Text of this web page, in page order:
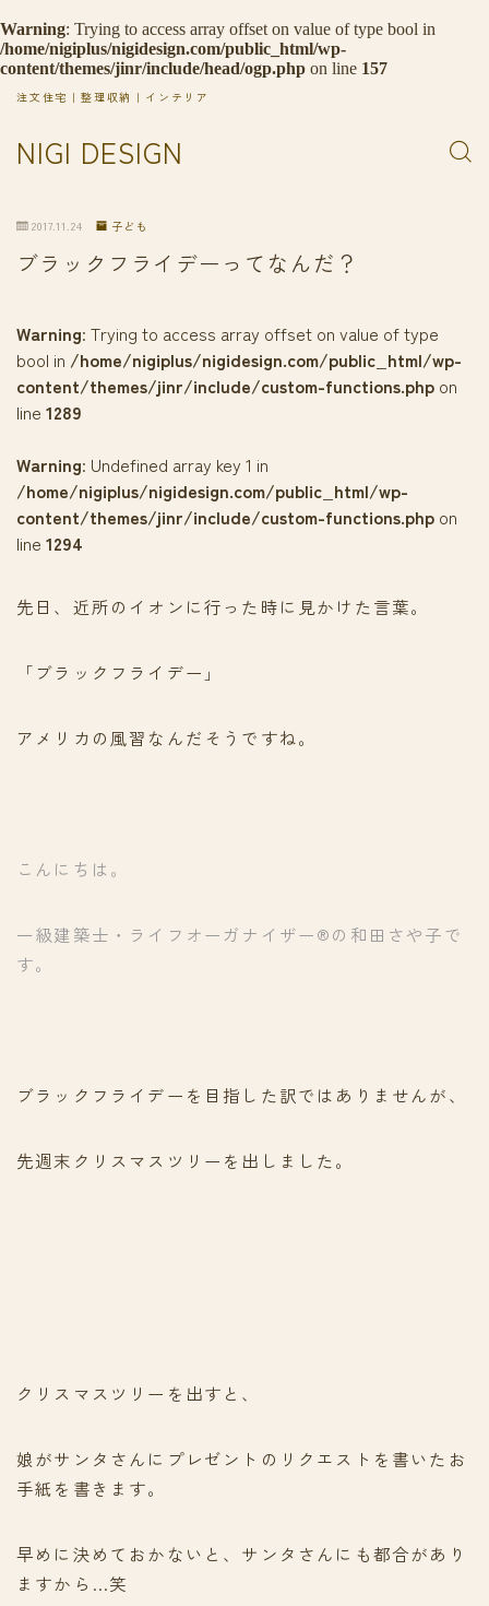
Warning: Trying to access array offset on value of type bool in
/home/nigiplus/nigidesign.com/public_html/wp-
content/themes/jinr/include/head/ogp.php on line 157
NIGI DESIGN
注文住宅｜整理収納｜インテリア
2017.11.24 子ども
ブラックフライデーってなんだ？
Warning: Trying to access array offset on value of type
bool in /home/nigiplus/nigidesign.com/public_html/wp-
content/themes/jinr/include/custom-functions.php on
line 1289
Warning: Undefined array key 1 in
/home/nigiplus/nigidesign.com/public_html/wp-
content/themes/jinr/include/custom-functions.php on
line 1294
先日、近所のイオンに行った時に見かけた言葉。
「ブラックフライデー」
アメリカの風習なんだそうですね。
こんにちは。
一級建築士・ライフオーガナイザー®の和田さや子で
す。
ブラックフライデーを目指した訳ではありませんが、
先週末クリスマスツリーを出しました。
クリスマスツリーを出すと、
娘がサンタさんにプレゼントのリクエストを書いたお
手紙を書きます。
早めに決めておかないと、サンタさんにも都合があり
ますから…笑